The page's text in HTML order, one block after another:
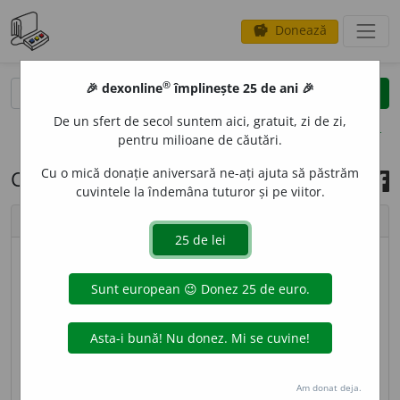
savings Donează
opțiuni
Cuvântul zilei, 22 martie 2026
© imagine Ștefania
A, surp, vb.I.1. Refl.(Despre maluri,
povârnișuri etc.; lapers.3) A se prăbuși prin
A doborî la pământ; a
🎉 dexonline® împlinește 25 de ani 🎉
De un sfert de secol suntem aici, gratuit, zi de zi,
pentru milioane de căutări.
Cu o mică donație aniversară ne-ați ajuta să păstrăm
cuvintele la îndemâna tuturor și pe viitor.
Am donat deja.